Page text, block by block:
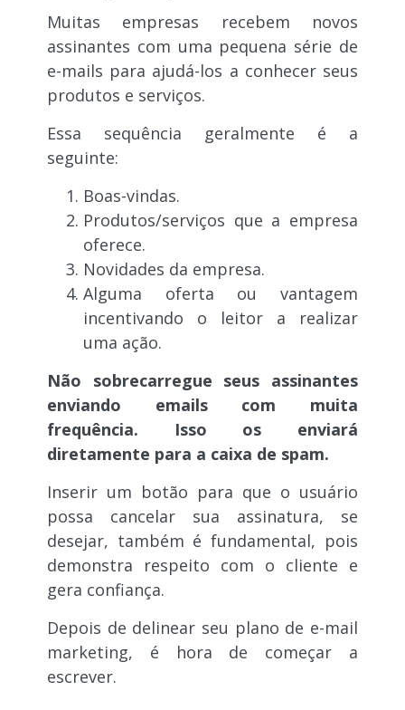
Muitas empresas recebem novos
assinantes com uma pequena série de
e-mails para ajudá-los a conhecer seus
produtos e serviços.
Essa sequência geralmente é a
seguinte:
Boas-vindas.
Produtos/serviços que a empresa
oferece.
Novidades da empresa.
Alguma oferta ou vantagem
incentivando o leitor a realizar
uma ação.
Não sobrecarregue seus assinantes
enviando emails com muita
frequência. Isso os enviará
diretamente para a caixa de spam.
Inserir um botão para que o usuário
possa cancelar sua assinatura, se
desejar, também é fundamental, pois
demonstra respeito com o cliente e
gera confiança.
Depois de delinear seu plano de e-mail
marketing, é hora de começar a
escrever.